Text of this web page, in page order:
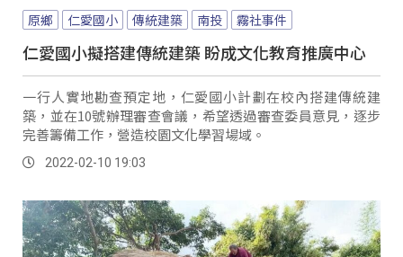
原鄉 仁愛國小 傳統建築 南投 霧社事件
仁愛國小擬搭建傳統建築 盼成文化教育推廣中心
一行人實地勘查預定地，仁愛國小計劃在校內搭建傳統建
築，並在10號辦理審查會議，希望透過審查委員意見，逐步
完善籌備工作，營造校園文化學習場域。
2022-02-10 19:03